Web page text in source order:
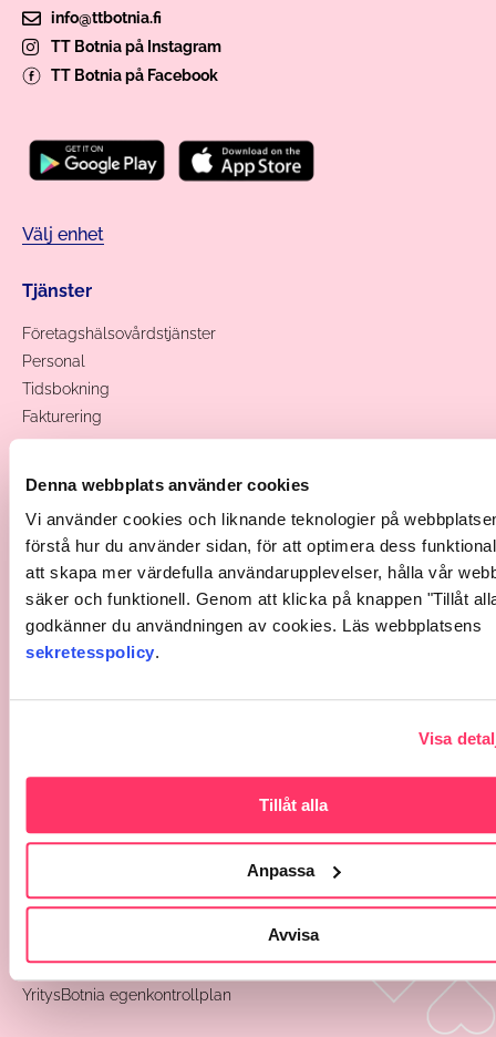
Denna webbplats använder cookies
Vi använder cookies och liknande teknologier på
förstå hur du använder sidan, för att optimera dess
att skapa mer värdefulla användarupplevelser, hålla vår
säker och funktionell. Genom att klicka på knappen "Tillåt
godkänner du användningen av cookies. Läs webbplatsens
sekretesspolicy.
Visa
Tillåt alla
Anpassa
Avvisa
info@ttbotnia.fi
TT Botnia på Instagram
TT Botnia på Facebook
Välj enhet
Tjänster
Företagshälsovårdstjänster
Personal
Tidsbokning
Fakturering
Sidor
Prislista
Jobba hos oss
Kontaktinformation
Respons
Administration
Formulär
Dataskydd
Rättelseyrkande till registerinformation
Logginformationens kontrollbegäran
Patientombudsman
Whistleblowing aviseringskanal
TT Botnia egenkontrollplan
YritysBotnia egenkontrollplan